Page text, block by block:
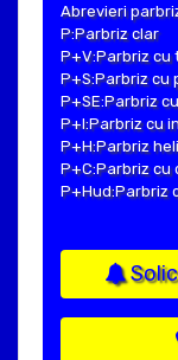
Abrevieri
P:Parbriz clar
P+V:Parbriz cu
P+S:Parbriz cu
P+SE:Parbriz
P+I:Parbriz cu
P+H:Parbriz
P+C:Parbriz cu
P+Hud:Parbriz